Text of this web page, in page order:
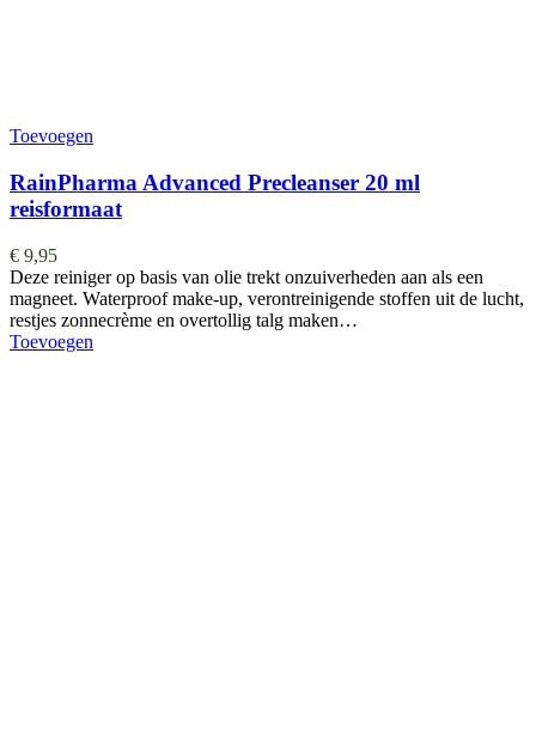
Toevoegen
RainPharma Advanced Precleanser 20 ml
reisformaat
€ 9,95
Deze reiniger op basis van olie trekt onzuiverheden aan als een
magneet. Waterproof make-up, verontreinigende stoffen uit de lucht,
restjes zonnecrème en overtollig talg maken…
Toevoegen